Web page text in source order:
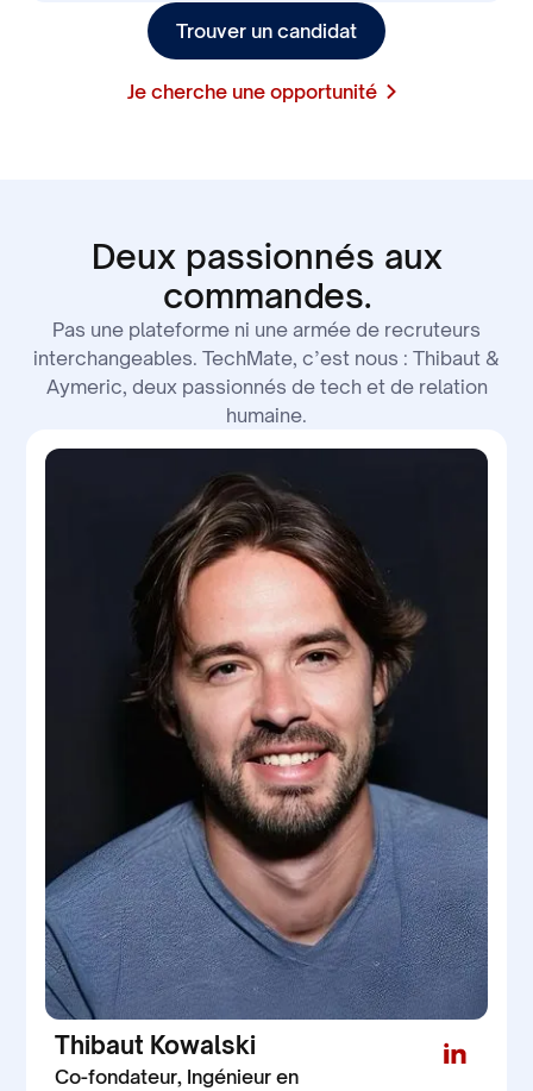
leur suivi personnalisé, leur
réactivité et leur
professionnalisme ont été
place d'un suivi régulier m'a
été d'une grande aide durant
les différentes phases de
sélection pour mon nouveau
poste d'ingénieur en
robotique.
Trouver un candidat
Je cherche une opportunité
Deux passionnés aux
commandes.
Pas une plateforme ni une armée de recruteurs
interchangeables. TechMate, c’est nous : Thibaut &
Aymeric, deux passionnés de tech et de relation
humaine.
Thibaut Kowalski
Co-fondateur, Ingénieur en